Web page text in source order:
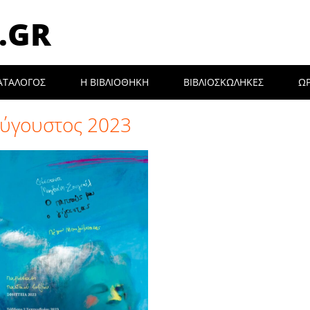
Η ΒΙΒΛΙΟΘΉΚΗ ΒΙΒΛΙΟΣΚΩΛΗΚΕΣ
2023